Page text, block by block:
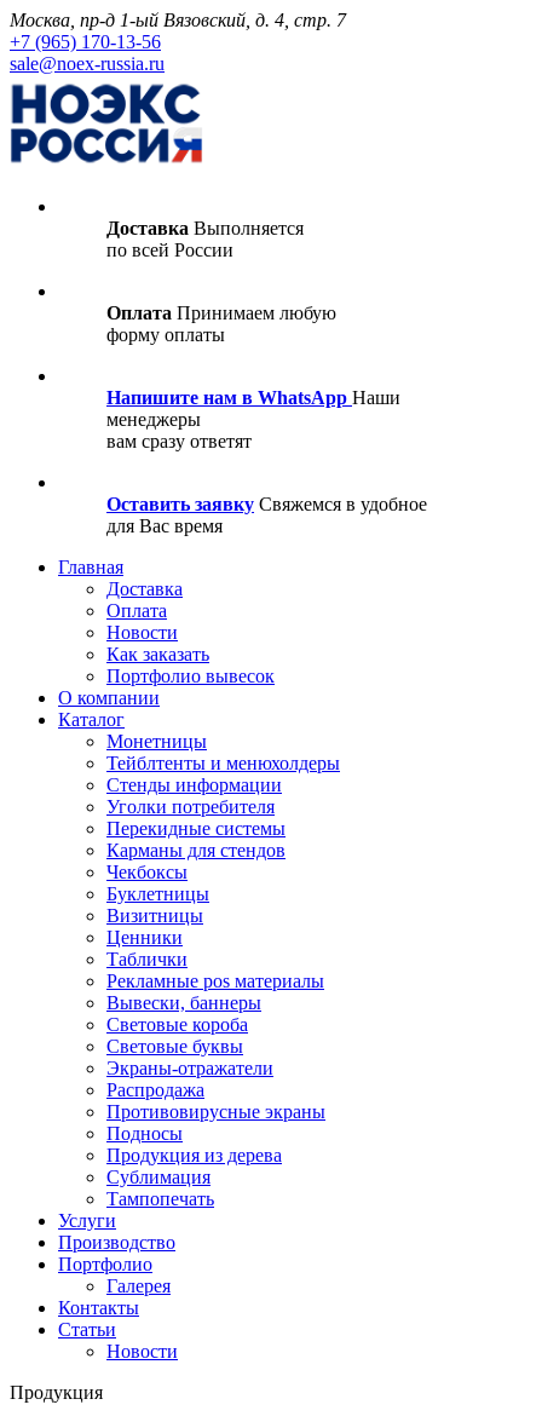
Москва, пр-д 1-ый Вязовский, д. 4, стр. 7
+7 (965) 170-13-56
sale@noex-russia.ru
Доставка Выполняется
по всей России
Оплата Принимаем любую
форму оплаты
Напишите нам в WhatsApp Наши
менеджеры
вам сразу ответят
Оставить заявку Свяжемся в удобное
для Вас время
Главная
Доставка
Оплата
Новости
Как заказать
Портфолио вывесок
О компании
Каталог
Монетницы
Тейблтенты и менюхолдеры
Стенды информации
Уголки потребителя
Перекидные системы
Карманы для стендов
Чекбоксы
Буклетницы
Визитницы
Ценники
Таблички
Рекламные pos материалы
Вывески, баннеры
Световые короба
Световые буквы
Экраны-отражатели
Распродажа
Противовирусные экраны
Подносы
Продукция из дерева
Сублимация
Тампопечать
Услуги
Производство
Портфолио
Галерея
Контакты
Статьи
Новости
Продукция